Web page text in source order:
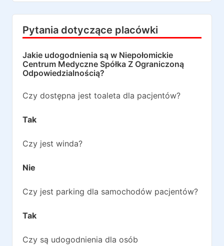
Pytania dotyczące placówki
Jakie udogodnienia są w Niepołomickie
Centrum Medyczne Spółka Z Ograniczoną
Odpowiedzialnością?
Czy dostępna jest toaleta dla pacjentów?
Tak
Czy jest winda?
Nie
Czy jest parking dla samochodów pacjentów?
Tak
Czy są udogodnienia dla osób